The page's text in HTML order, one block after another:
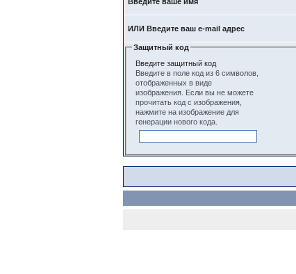
ИЛИ Введите ваш e-mail адрес
Защитный код
Введите защитный код
Введите в поле код из 6 символов,
отображенных в виде
изображения. Если вы не можете
прочитать код с изображения,
нажмите на изображение для
генерации нового кода.